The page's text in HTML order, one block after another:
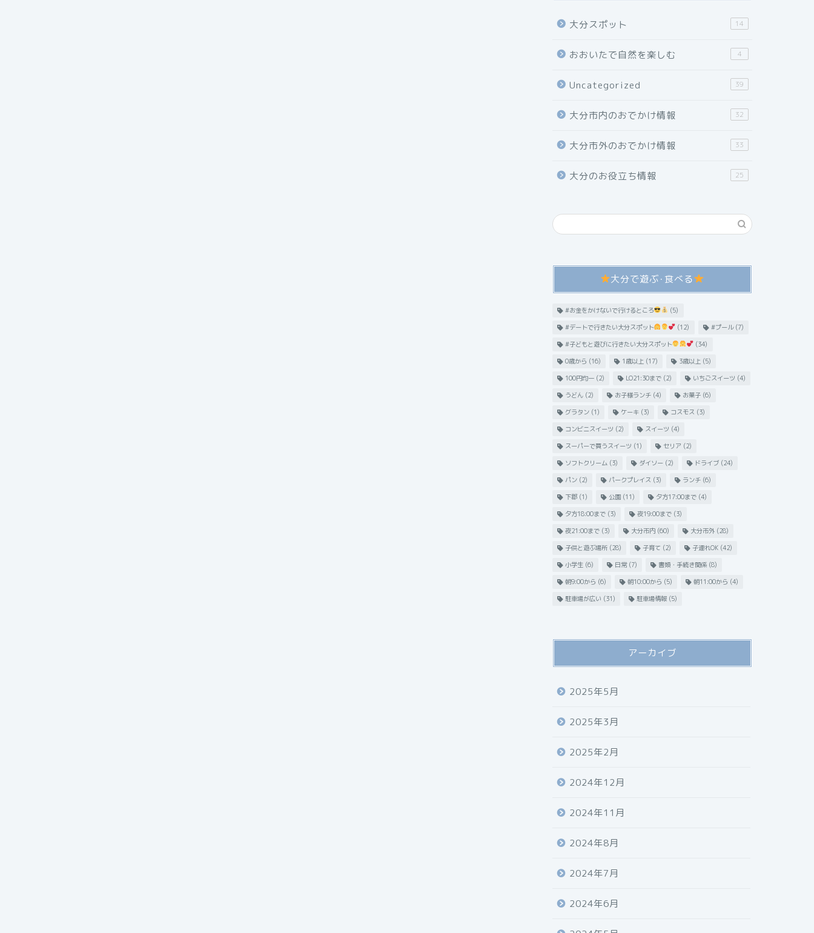
大分スポット 14
おおいたで自然を楽しむ 4
Uncategorized 39
大分市内のおでかけ情報 32
大分市外のおでかけ情報 33
大分のお役立ち情報 25
大分で遊ぶ･食べる
#お金をかけないで行けるところ
(5)
#デートで行きたい大分スポット
(12) #プール(7)
#子どもと遊びに行きたい大分スポット
(34)
0歳から (16) 1歳以上 (17) 3歳以上 (5)
100円均一(2) LO21:30まで(2) いちごスイーツ (4)
うどん(2) お子様ランチ(4) お菓子(6)
グラタン(1) ケーキ(3) コスモス (3)
コンビニスイーツ (2) スイーツ (4)
スーパーで買うスイーツ (1) セリア (2)
ソフトクリーム (3) ダイソー(2) ドライブ(24)
パン(2) パークプレイス (3) ランチ(6)
下郡(1) 公園(11) 夕方17:00まで(4)
夕方18:00まで(3) 夜19:00まで(3)
夜21:00まで(3) 大分市内(60) 大分市外(28)
子供と遊ぶ場所(28) 子育て(2) 子連れOK(42)
小学生(6) 日常(7) 書類・手続き関係(8)
朝9:00から (6) 朝10:00から (5) 朝11:00から (4)
駐車場が広い (31) 駐車場情報(5)
アーカイブ
2025年5月
2025年3月
2025年2月
2024年12月
2024年11月
2024年8月
2024年7月
2024年6月